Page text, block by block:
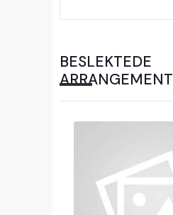
BESLEKTEDE
ARRANGEMENT